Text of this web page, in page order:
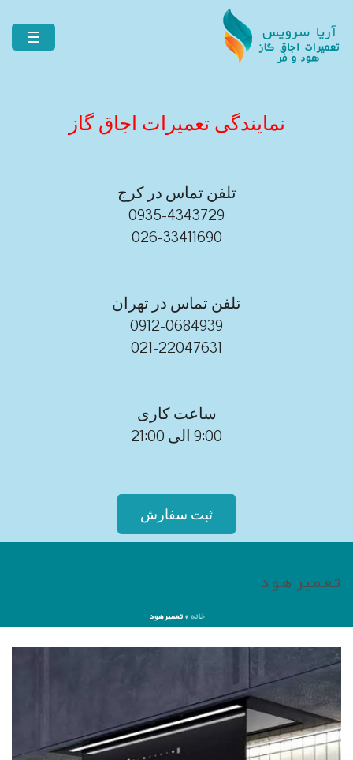
نمایندگی تعمیرات اجاق گاز
تلفن تماس در کرج
0935-4343729
026-33411690
تلفن تماس در تهران
0912-0684939
021-22047631
ساعت کاری
9:00 الی 21:00
ثبت سفارش
تعمیر هود
خانه » تعمیر هود